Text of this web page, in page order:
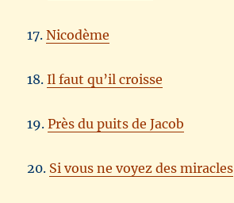
17.Nicodème
18.Il faut qu’il croisse
19.Près du puits de Jacob
20. Si vous ne voyez des miracles